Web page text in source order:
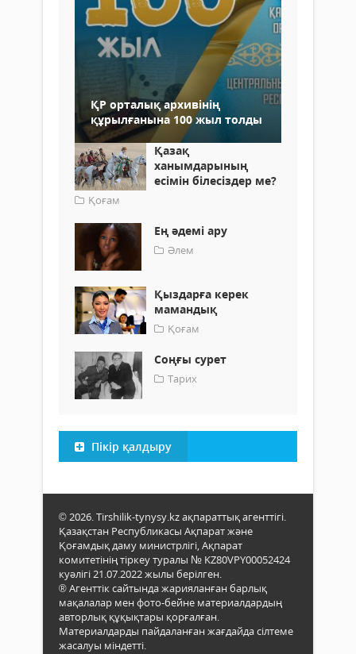
ҚР орталық архивінің
құрылғанына 100 жыл толды
Қазақ
ханымдарының
есімін білесіздер ме?
Қоғам
Ең әдемі ару
Әлем
Қыздарға керек
мамандық
Қоғам
Соңғы сурет
Тарих
Пікір қалдыру
© 2026. Tirshilik-tynysy.kz ақпараттық агенттігі.
Қазақстан Республикасы Ақпарат және
Қоғамдық даму министрлігі, Ақпарат
комитетінің тіркеу туралы № KZ80VPY00052424
куәлігі 21.07.2022 жылы берілген.
® Агенттік сайтында жарияланған барлық
мақалалар мен фото-бейне материалдардың
авторлық құқықтары қорғалған.
Материалдарды пайдаланған жағдайда сілтеме
жасалуы міндетті.